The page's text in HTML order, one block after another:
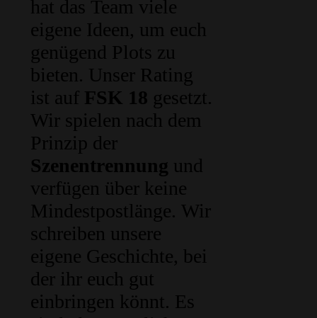
hat das Team viele
eigene Ideen, um euch
genügend Plots zu
bieten. Unser Rating
ist auf FSK 18 gesetzt.
Wir spielen nach dem
Prinzip der
Szenentrennung und
verfügen über keine
Mindestpostlänge. Wir
schreiben unsere
eigene Geschichte, bei
der ihr euch gut
einbringen könnt. Es